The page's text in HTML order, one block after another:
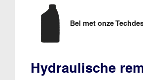
Bel met onze
Hydraulische